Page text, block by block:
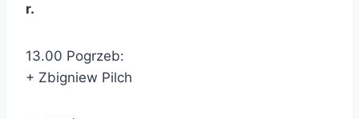
r.
13.00 Pogrzeb:
+ Zbigniew Pilch